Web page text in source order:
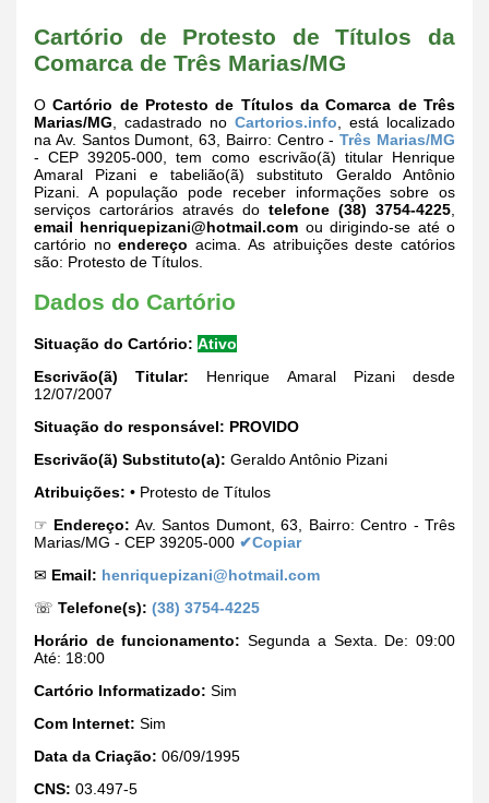
Cartório de Protesto de Títulos da
Comarca de Três Marias/MG
OCartório de Protesto de Títulos da Comarca de Três
Marias/MG , cadastrado no Cartorios.info , está localizado
na Av. Santos Dumont, 63, Bairro: Centro -Três Marias/MG
- CEP 39205-000, tem como escrivão(ã) titular Henrique
Amaral Pizani e tabelião(ã) substituto Geraldo Antônio
Pizani. A população pode receber informações sobre os
serviços cartorários através do telefone (38) 3754-4225
email henriquepizani@hotmail.com ou dirigindo-se até o
cartório noendereço acima. As atribuições deste catórios
são: Protesto de Títulos.
Dados do Cartório
Situação do Cartório: Ativo
Escrivão(ã) Titular: Henrique Amaral Pizani desde
12/07/2007
Situação do responsável: PROVIDO
Escrivão(ã) Substituto(a): Geraldo Antônio Pizani
Atribuições: • Protesto de Títulos
☞ Endereço: Av. Santos Dumont, 63, Bairro: Centro - Três
Marias/MG - CEP 39205-000 ✔Copiar
✉ Email: henriquepizani@hotmail.com
☏ Telefone(s): (38) 3754-4225
Horário de funcionamento: Segunda a Sexta. De: 09:00
Até: 18:00
Cartório Informatizado: Sim
Com Internet: Sim
Data da Criação: 06/09/1995
CNS: 03.497-5